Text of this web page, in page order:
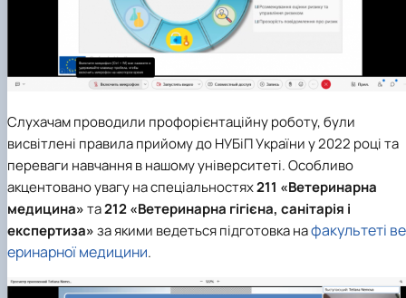
Слухачам проводили профорієнтаційну роботу, були
висвітлені правила прийому до НУБіП України у 2022 році та
переваги навчання в нашому університеті. Особливо
акцентовано увагу на спеціальностях211 «Ветеринарна
медицина»та212 «Ветеринарна гігієна, санітарія і
експертиза»за якими ведеться підготовка нафакультеті
еринарної медицини.